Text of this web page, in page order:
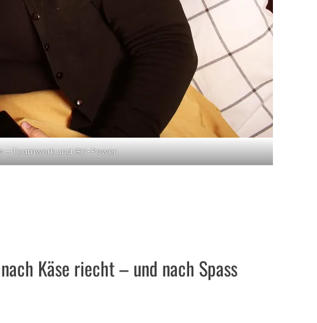
– Teamwork und Girl-Power.
Käse riecht – und nach Spass